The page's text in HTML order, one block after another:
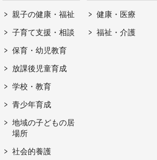
親子の健康・福祉
子育て支援・相談
保育・幼児教育
放課後児童育成
学校・教育
青少年育成
地域の子どもの居
場所
社会的養護
健康・医療
福祉・介護